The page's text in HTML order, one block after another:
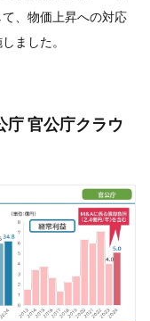
、物価上昇への対応
ました。
官公庁クラウ